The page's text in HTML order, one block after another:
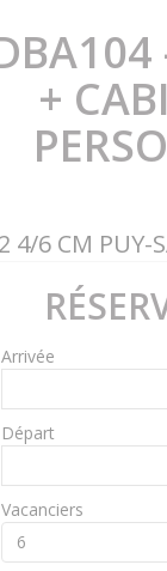
+
4/6 CM PUY-
Arrivée
Départ
Vacanciers